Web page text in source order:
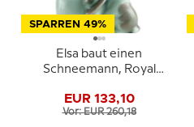
SPARREN 49%
Elsa baut einen
Schneemann, Royal
006
EUR 133,10
Vor: EUR 260,18